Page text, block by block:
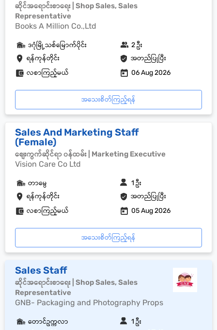
ဆိုင်အရောင်းစာရေး | Shop Sales, Sales
Representative
Books A Million Co.,Ltd
ရန်ကုန်တိုင်း အတည်ပြုပြီး
ဒဂုံမြို့သစ်မြောက်ပိုင်း 2 ဦး
လစာကြည့်မယ် 06 Aug 2026
အသေးစိတ်ကြည့်ရန်
Sales And Marketing Staff
(Female)
စျေးကွက်ဆိုင်ရာ ၀န်ထမ်း | Marketing Executive
Vision Care Co Ltd
ရန်ကုန်တိုင်း အတည်ပြုပြီး
တာမွေ 1 ဦး
လစာကြည့်မယ် 05 Aug 2026
အသေးစိတ်ကြည့်ရန်
Sales Staff
ဆိုင်အရောင်းစာရေး | Shop Sales, Sales
Representative
GNB- Packaging and Photography Props
တောင်ဥက္ကလာ 1 ဦး